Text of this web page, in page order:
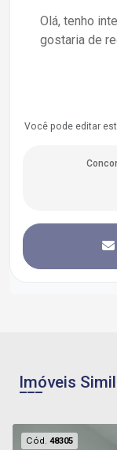
Você pode editar
Imóveis
Cód.48305